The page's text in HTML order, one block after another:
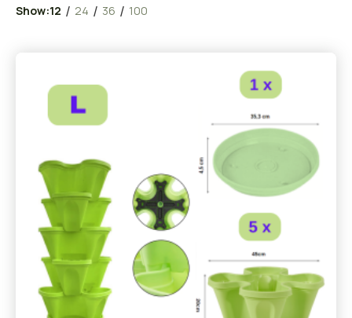
Show:12 / 24 / 36 / 100